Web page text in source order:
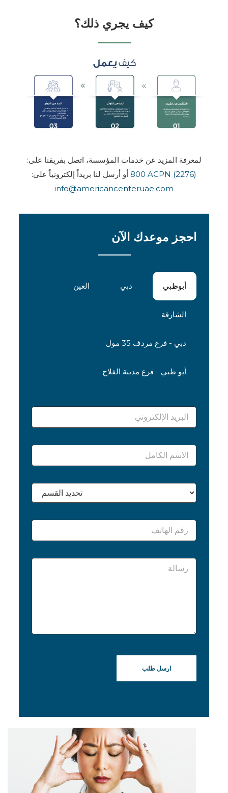
كيف يجري ذلك؟
لمعرفة المزيد عن خدمات المؤسسة، اتصل بفريقنا على:
800 ACPN (2276) أو أرسل لنا بريداً إلكترونياً على:
info@americancenteruae.com
احجز موعدك الآن
أبوظبي دبي العين
الشارقة
دبي - فرع مردف 35 مول
أبو ظبي - فرع مدينة الفلاح